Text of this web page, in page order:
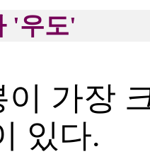
'우도'
가장
있다.